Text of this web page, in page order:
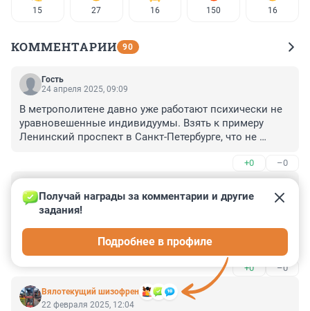
15 27 16 150 16
КОММЕНТАРИИ 90
Гость
24 апреля 2025, 09:09
В метрополитене давно уже работают психически не
уравновешенные индивидуумы. Взять к примеру
Ленинский проспект в Санкт-Петербурге, что не
сумках и кармана, будьте осторожны, и после
досмотра перепроверяйте все ли на месте и сразу
вызывайте полицию и пишите заявление. Полицию
не метрополитена, а вызывайте наряд лично.
+0 –0
13 марта 2025, 16:25
А зачем в таком виде в транспорте ездить? Сколько
раз видела, сидит, сосет из бутылки, на замечания, по
поводу грязной одежды и запаха"0", огрызается,
хамит, что с такими делать?
+0 –0
Вялотекущий шизофрен
Получай награды за комментарии и другие
задания!
Подробнее в профиле
22 февраля 2025, 12:04